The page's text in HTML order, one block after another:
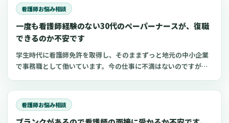
看護師お悩み相談
一度も看護師経験のない30代のペーパーナースが、復職
できるのか不安です
学生時代に看護師免許を取得し、そのままずっと地元の中小企業
で事務職として働いています。今の仕事に不満はないのですが、
う気持ちがあります。年齢も35歳になり、「働き方を変えるのな
ら今しかない」と、強く思うようになりました。一
看護師お悩み相談